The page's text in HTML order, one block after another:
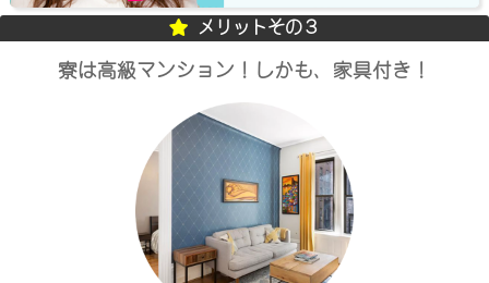
メリットその３
寮は高級マンション！しかも、家具付き！